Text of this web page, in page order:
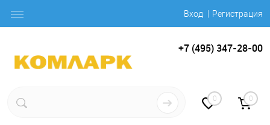
Вход Регистрация
+7 (495) 347-28-00
0 0